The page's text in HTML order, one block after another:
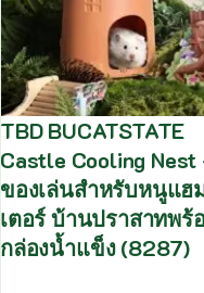
TBD BUCATSTATE
Castle Cooling Nest
ของเล่นสำหรับหนูแฮ
เตอร์ บ้านปราสาทพร้
กล่องน้ำแข็ง (8287)